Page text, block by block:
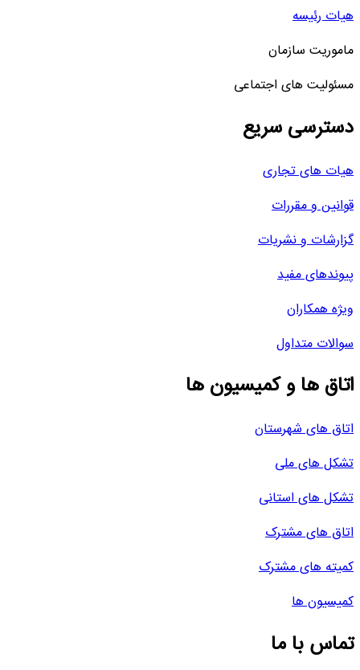
هیات رئیسه
ماموریت سازمان
مسئولیت های اجتماعی
دسترسی سریع
هیات های تجاری
قوانین و مقررات
گزارشات و نشریات
پیوندهای مفید
ویژه همکاران
سوالات متداول
اتاق ها و کمیسیون ها
اتاق های شهرستان
تشکل های ملی
تشکل های استانی
اتاق های مشترک
کمیته های مشترک
کمیسیون ها
تماس با ما